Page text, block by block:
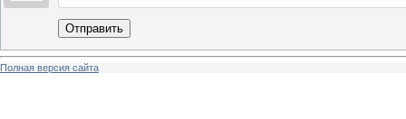
Отправить
Полная версия сайта